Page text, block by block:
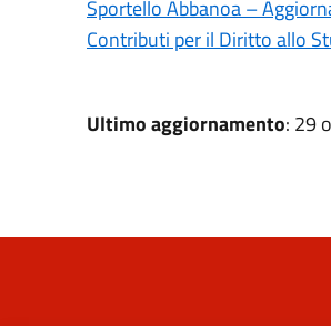
Sportello Abbanoa –
Contributi per il Diritto allo
Ultimo aggiornamento: 29